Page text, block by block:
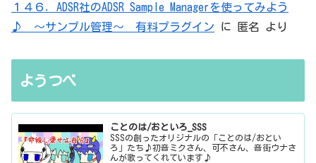
１４６．ADSR社のADSR Sample Managerを使ってみよう
♪ ～サンプル管理～ 有料プラグイン に 匿名 より
ようつべ
ことのは/おといろ_SSS
SSSの創ったオリジナルの「ことのは/おとい
ろ」たち♪初音ミクさん、可不さん、音街ウナさ
んが歌ってくれています♪